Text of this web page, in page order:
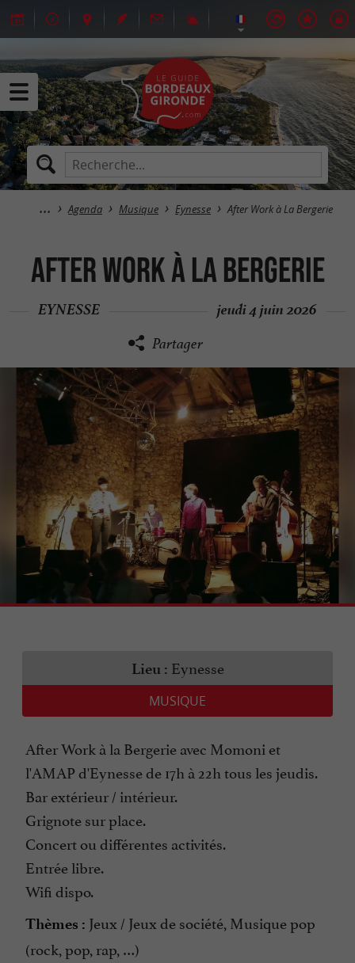
Agenda Musique Eynesse After Work à La Bergerie
After Work à La Bergerie
EYNESSE jeudi 4 juin 2026
Partager
Lieu : Eynesse
MUSIQUE
After Work à la Bergerie avec Momoni et
l'AMAP d'Eynesse de 17h à 22h tous les jeudis.
Bar extérieur / intérieur.
Grignote sur place.
Concert ou différentes activités.
Entrée libre.
Wifi dispo.
Thèmes : Jeux / Jeux de société, Musique pop
(rock, pop, rap, …)